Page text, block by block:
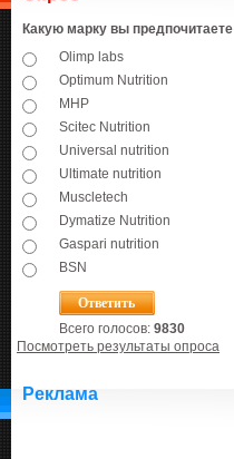
Какую марку вы предпочитаете
Olimp labs
Optimum Nutrition
MHP
Scitec Nutrition
Universal nutrition
Ultimate nutrition
Muscletech
Dymatize Nutrition
Gaspari nutrition
BSN
Всего голосов: 9830
Посмотреть результаты опроса
Реклама